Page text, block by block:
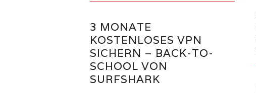
3 MONATE
KOSTENLOSES VPN
SICHERN – BACK-TO-
SCHOOL VON
SURFSHARK